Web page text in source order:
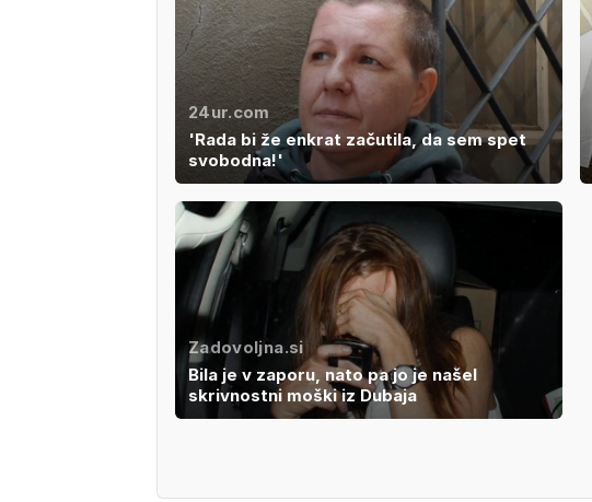
24ur.com
'Rada bi že enkrat začutila, da sem spet
svobodna!'
Zadovoljna.si
Bila je v zaporu, nato pa jo je našel
skrivnostni moški iz Dubaja